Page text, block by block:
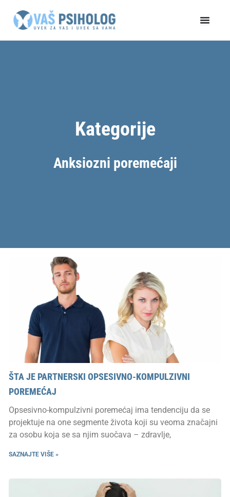
Kategorije
Anksiozni poremećaji
ŠTA JE PARTNERSKI OPSESIVNO-KOMPULZIVNI
POREMEĆAJ
Opsesivno-kompulzivni poremećaj ima tendenciju da se
projektuje na one segmente života koji su veoma značajni
za osobu koja se sa njim suočava – zdravlje,
SAZNAJTE VIŠE »